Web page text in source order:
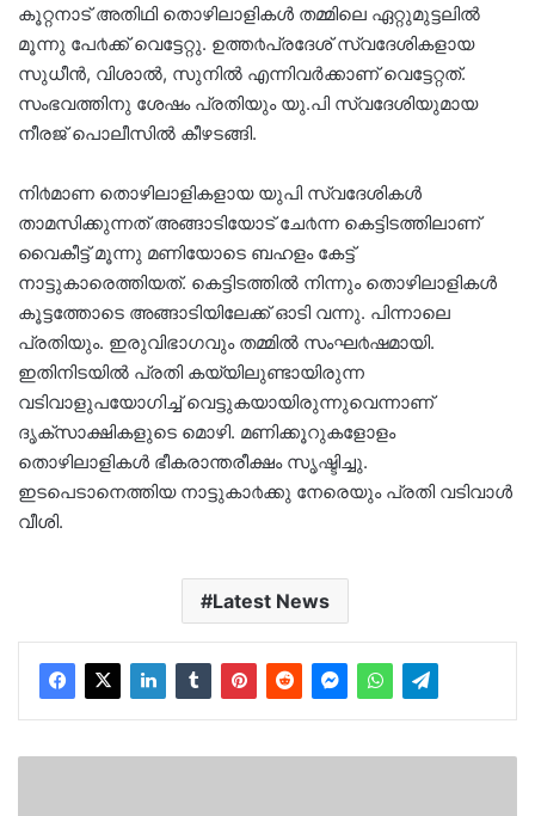
കൂറ്റനാട് അതിഥി തൊഴിലാളികൾ തമ്മിലെ ഏറ്റുമുട്ടലിൽ
മൂന്നു പേ൪ക്ക് വെട്ടേറ്റു. ഉത്ത൪പ്രദേശ് സ്വദേശികളായ
സുധീൻ, വിശാൽ, സുനിൽ എന്നിവർക്കാണ് വെട്ടേറ്റത്.
സംഭവത്തിനു ശേഷം പ്രതിയും യു.പി സ്വദേശിയുമായ
നീരജ് പൊലീസിൽ കീഴടങ്ങി.
നി൪മാണ തൊഴിലാളികളായ യുപി സ്വദേശികൾ
താമസിക്കുന്നത് അങ്ങാടിയോട് ചേ൪ന്ന കെട്ടിടത്തിലാണ്
വൈകീട്ട് മൂന്നു മണിയോടെ ബഹളം കേട്ട്
നാട്ടുകാരെത്തിയത്. കെട്ടിടത്തിൽ നിന്നും തൊഴിലാളികൾ
കൂട്ടത്തോടെ അങ്ങാടിയിലേക്ക് ഓടി വന്നു. പിന്നാലെ
പ്രതിയും. ഇരുവിഭാഗവും തമ്മിൽ സംഘ൪ഷമായി.
ഇതിനിടയിൽ പ്രതി കയ്യിലുണ്ടായിരുന്ന
വടിവാളുപയോഗിച്ച് വെട്ടുകയായിരുന്നുവെന്നാണ്
ദൃക്സാക്ഷികളുടെ മൊഴി. മണിക്കൂറുകളോളം
തൊഴിലാളികൾ ഭീകരാന്തരീക്ഷം സൃഷ്ടിച്ചു.
ഇടപെടാനെത്തിയ നാട്ടുകാ൪ക്കു നേരെയും പ്രതി വടിവാൾ
വീശി.
Latest News